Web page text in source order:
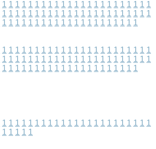
1 1 1 1 1 1 1 1 1 1 1 1 1 1 1 1 1 1 1 1 1 1 1
1 1 1 1 1 1 1 1 1 1 1 1 1 1 1 1 1 1 1 1 1 1 1
1 1 1 1 1 1 1 1 1 1 1 1 1 1 1 1 1 1 1 1 1
1 1 1 1 1 1 1 1 1 1 1 1 1 1 1 1 1 1 1 1 1 1 1
1 1 1 1 1 1 1 1 1 1 1 1 1 1 1 1 1 1 1 1 1 1 1
1 1 1 1 1 1 1 1 1 1 1 1 1 1 1 1 1 1 1 1 1
1 1 1 1 1 1 1 1 1 1 1 1 1 1 1 1 1 1 1 1 1 1 1
1 1 1 1 1